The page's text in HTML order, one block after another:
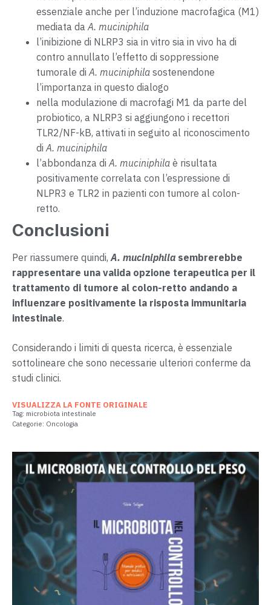
essenziale anche per l’induzione macrofagica (M1)
mediata daA. muciniphila
l’inibizione di NLRP3 sia in vitro sia in vivo ha di
contro annullato l’effetto di soppressione
tumorale diA. muciniphila sostenendone
l’importanza in questo dialogo
nella modulazione di macrofagi M1 da parte del
probiotico, a NLRP3 si aggiungono i recettori
TLR2/NF-kB, attivati in seguito al riconoscimento
diA. muciniphila
l’abbondanza diA. muciniphila è risultata
positivamente correlata con l’espressione di
NLPR3 e TLR2 in pazienti con tumore al colon-
retto.
Conclusioni
Per riassumere quindi,A. muciniphila sembrerebbe
rappresentare una valida opzione terapeutica per il
trattamento di tumore al colon-retto andando a
influenzare positivamente la risposta immunitaria
intestinale.
Considerando i limiti di questa ricerca, è essenziale
sottolineare che sono necessarie ulteriori conferme da
studi clinici.
VISUALIZZA LA FONTE ORIGINALE
Tag: microbiota intestinale
Categorie: Oncologia